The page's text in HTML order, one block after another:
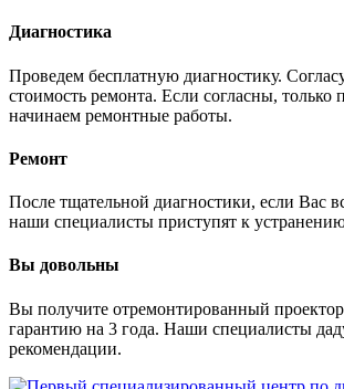
Диагностика
Проведем бесплатную диагностику.
стоимость ремонта. Если согласны, только
начинаем ремонтные работы.
Ремонт
После тщательной диагностики, если Вас
наши специалисты приступят к
Вы довольны
Вы получите отремонтированный
гарантию на 3 года. Наши специалисты
рекомендации.